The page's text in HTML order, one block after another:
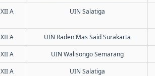
XII A UIN Salatiga
XII A UIN Raden Mas Said Surakarta
XII A UIN Walisongo Semarang
XII A UIN Salatiga